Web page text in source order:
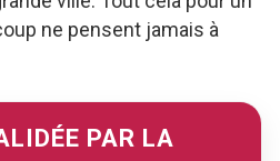
ne pensent jamais à
PAR LA